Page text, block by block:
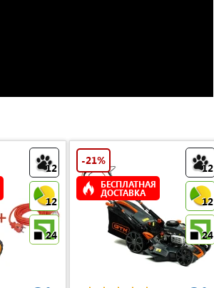
12
12
24
12
12
24
-21%
БЕСПЛАТНАЯ
ДОСТАВКА